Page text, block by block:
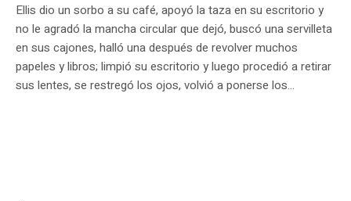
Ellis dio un sorbo a su café, apoyó la taza en su escritorio y
no le agradó la mancha circular que dejó, buscó una servilleta
en sus cajones, halló una después de revolver muchos
papeles y libros; limpió su escritorio y luego procedió a retirar
sus lentes, se restregó los ojos, volvió a ponerse los...